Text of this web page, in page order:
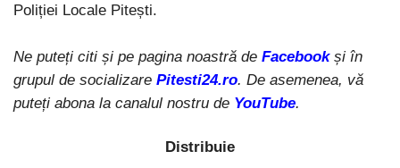
Poliției Locale Pitești.
Ne puteți citi și pe pagina noastră de Facebook și în
grupul de socializare Pitesti24.ro. De asemenea, vă
puteți abona la canalul nostru de YouTube.
Distribuie